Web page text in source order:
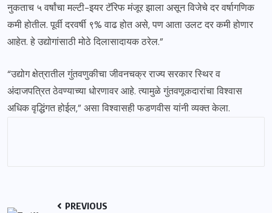
नुकताच ५ वर्षांचा मल्टी-इयर टॅरिफ मंजूर झाला असून विजेचे दर वर्षागणिक
कमी होतील. पूर्वी दरवर्षी ९% वाढ होत असे, पण आता उलट दर कमी होणार
आहेत. हे उद्योगांसाठी मोठे दिलासादायक ठरेल.”
“उद्योग क्षेत्रातील गुंतवणुकीचा जीवनचक्र राज्य सरकार स्थिर व
अंदाजपत्रित ठेवण्याच्या धोरणावर आहे. त्यामुळे गुंतवणूकदारांचा विश्वास
अधिक वृद्धिंगत होईल,” असा विश्वासही फडणवीस यांनी व्यक्त केला.
PREVIOUS